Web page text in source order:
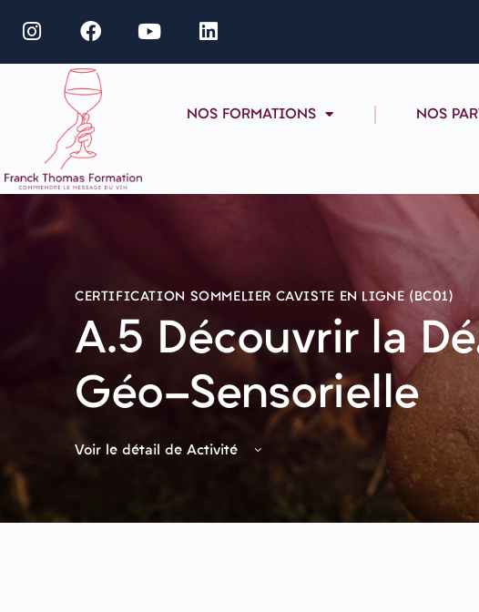
NOS FORMATIONS NOS
CERTIFICATION SOMMELIER CAVISTE EN LIGNE (BC01)
A.5 Découvrir la
Géo-Sensorielle
Voir le détail de Activité